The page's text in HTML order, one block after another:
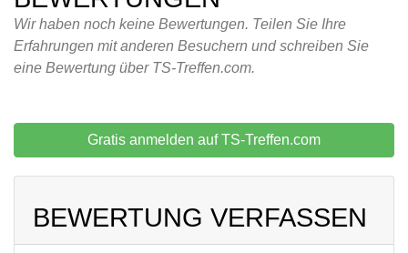
Wir haben noch keine Bewertungen. Teilen Sie Ihre
Erfahrungen mit anderen Besuchern und schreiben Sie
eine Bewertung über TS-Treffen.com.
Gratis anmelden auf TS-Treffen.com
BEWERTUNG VERFASSEN